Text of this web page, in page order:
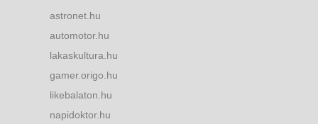
astronet.hu
automotor.hu
lakaskultura.hu
gamer.origo.hu
likebalaton.hu
napidoktor.hu